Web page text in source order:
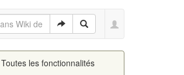
les fonctionnalités